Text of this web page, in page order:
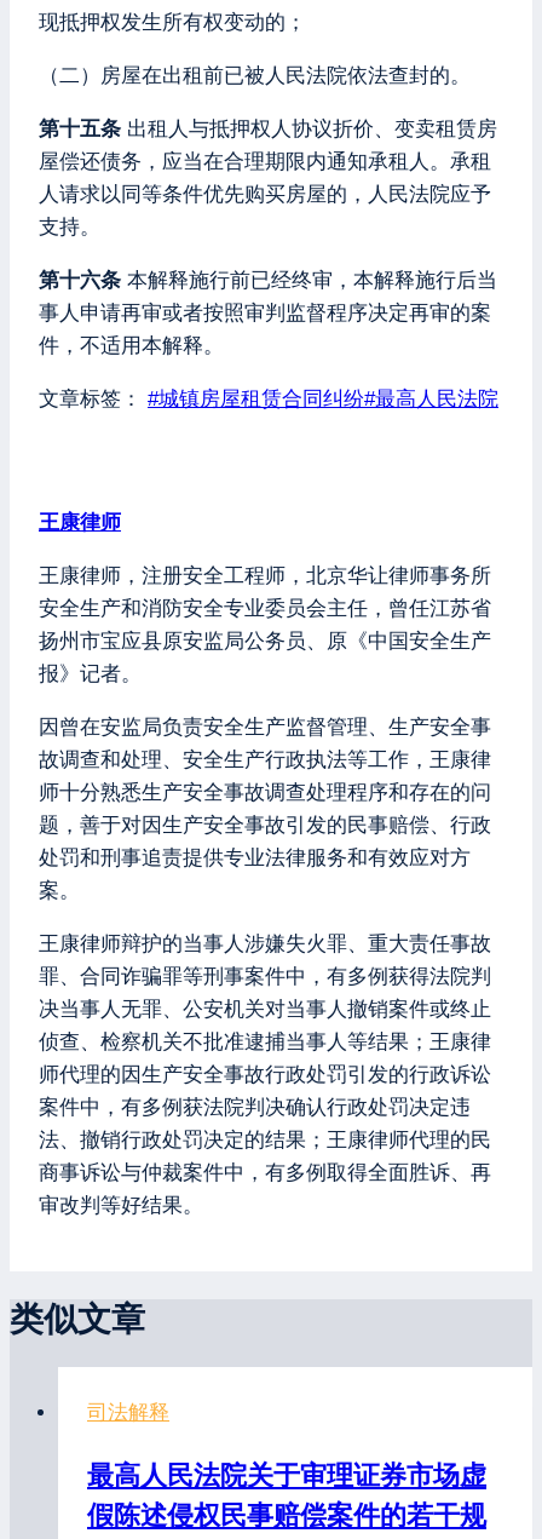
现抵押权发生所有权变动的；
（二）房屋在出租前已被人民法院依法查封的。
第十五条 出租人与抵押权人协议折价、变卖租赁房
屋偿还债务，应当在合理期限内通知承租人。承租
人请求以同等条件优先购买房屋的，人民法院应予
支持。
第十六条 本解释施行前已经终审，本解释施行后当
事人申请再审或者按照审判监督程序决定再审的案
件，不适用本解释。
文章标签： #城镇房屋租赁合同纠纷#最高人民法院
王康律师
王康律师，注册安全工程师，北京华让律师事务所
安全生产和消防安全专业委员会主任，曾任江苏省
扬州市宝应县原安监局公务员、原《中国安全生产
报》记者。
因曾在安监局负责安全生产监督管理、生产安全事
故调查和处理、安全生产行政执法等工作，王康律
师十分熟悉生产安全事故调查处理程序和存在的问
题，善于对因生产安全事故引发的民事赔偿、行政
处罚和刑事追责提供专业法律服务和有效应对方
案。
王康律师辩护的当事人涉嫌失火罪、重大责任事故
罪、合同诈骗罪等刑事案件中，有多例获得法院判
决当事人无罪、公安机关对当事人撤销案件或终止
侦查、检察机关不批准逮捕当事人等结果；王康律
师代理的因生产安全事故行政处罚引发的行政诉讼
案件中，有多例获法院判决确认行政处罚决定违
法、撤销行政处罚决定的结果；王康律师代理的民
商事诉讼与仲裁案件中，有多例取得全面胜诉、再
审改判等好结果。
类似文章
司法解释
最高人民法院关于审理证券市场虚
假陈述侵权民事赔偿案件的若干规